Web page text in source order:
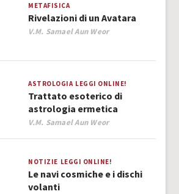
METAFISICA
Rivelazioni di un Avatara
Author
V.M. Samael Aun Weor
ASTROLOGIA LEGGI ONLINE!
Trattato esoterico di
astrologia ermetica
Author
V.M. Samael Aun Weor
NOTIZIE LEGGI ONLINE!
Le navi cosmiche e i dischi
volanti